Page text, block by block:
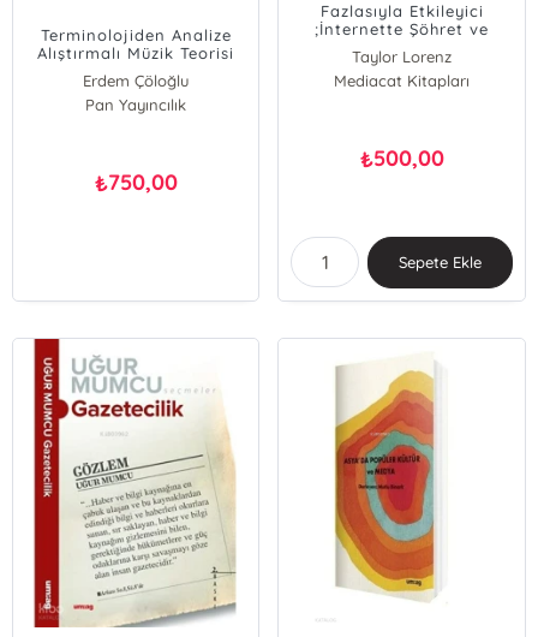
Terminolojiden Analize
Alıştırmalı Müzik Teorisi
Seti - 2 Kitap Takım
Erdem Çöloğlu
Pan Yayıncılık
₺750,00
Fazlasıyla Etkileyici
;İnternette Şöhret ve
Etkinin Gizli Tarihi
Taylor Lorenz
Mediacat Kitapları
₺500,00
Sepete Ekle